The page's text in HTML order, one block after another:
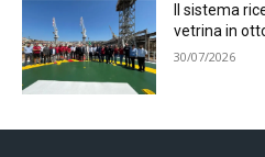
Il sistema
vetrina in
30/07/2026